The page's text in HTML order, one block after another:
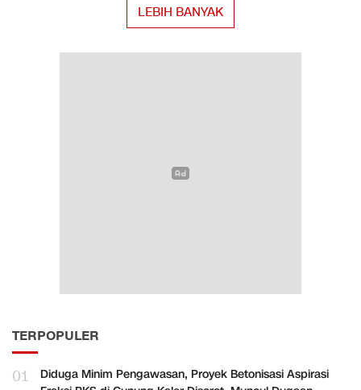
LEBIH BANYAK
TERPOPULER
01
Diduga Minim Pengawasan, Proyek Betonisasi Aspirasi